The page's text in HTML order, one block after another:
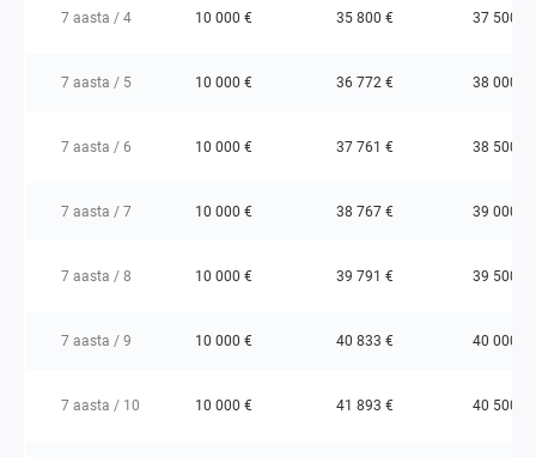
7 aasta / 4 10 000 € 35 800 € 37 500 €
7 aasta / 5 10 000 € 36 772 € 38 000 €
7 aasta / 6 10 000 € 37 761 € 38 500 €
7 aasta / 7 10 000 € 38 767 € 39 000 €
7 aasta / 8 10 000 € 39 791 € 39 500 €
7 aasta / 9 10 000 € 40 833 € 40 000 €
7 aasta / 10 10 000 € 41 893 € 40 500 €